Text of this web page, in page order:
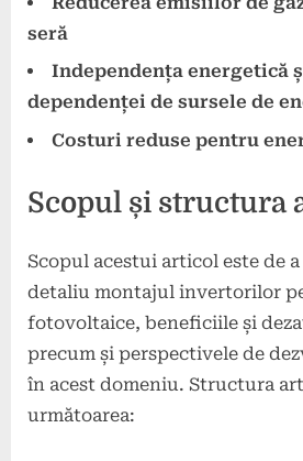
seră
Independența energetică
dependenței de sursele de
Costuri reduse pentru
Scopul și structura
Scopul acestui articol este de
detaliu montajul invertorilor
fotovoltaice, beneficiile și
precum și perspectivele de
în acest domeniu. Structura
următoarea: